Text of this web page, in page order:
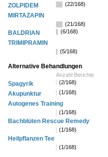
ZOLPIDEM (22/168)
MIRTAZAPIN
(21/168)
BALDRIAN (6/168)
TRIMIPRAMIN
(5/168)
Alternative Behandlungen
Anzahl Berichte
Spagyrik (2/168)
Akupunktur (1/168)
Autogenes Training
(1/168)
Bachblüten Rescue Remedy
(1/168)
Heilpflanzen Tee
(1/168)